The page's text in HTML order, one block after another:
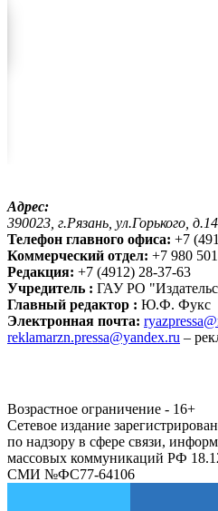
Адрес:
390023, г.Рязань, ул.Горького, д.14
Телефон главного офиса: +7
Коммерческий отдел: +7 980
Редакция: +7 (4912) 28-37-63
Учредитель : ГАУ РО
Главный редактор : Ю.Ф. Фукс
Электронная почта:
reklamarzn.pressa@yandex.ru –
Возрастное ограничение - 16+
Сетевое издание
по надзору в сфере связи,
массовых коммуникаций РФ
СМИ №ФС77-64106